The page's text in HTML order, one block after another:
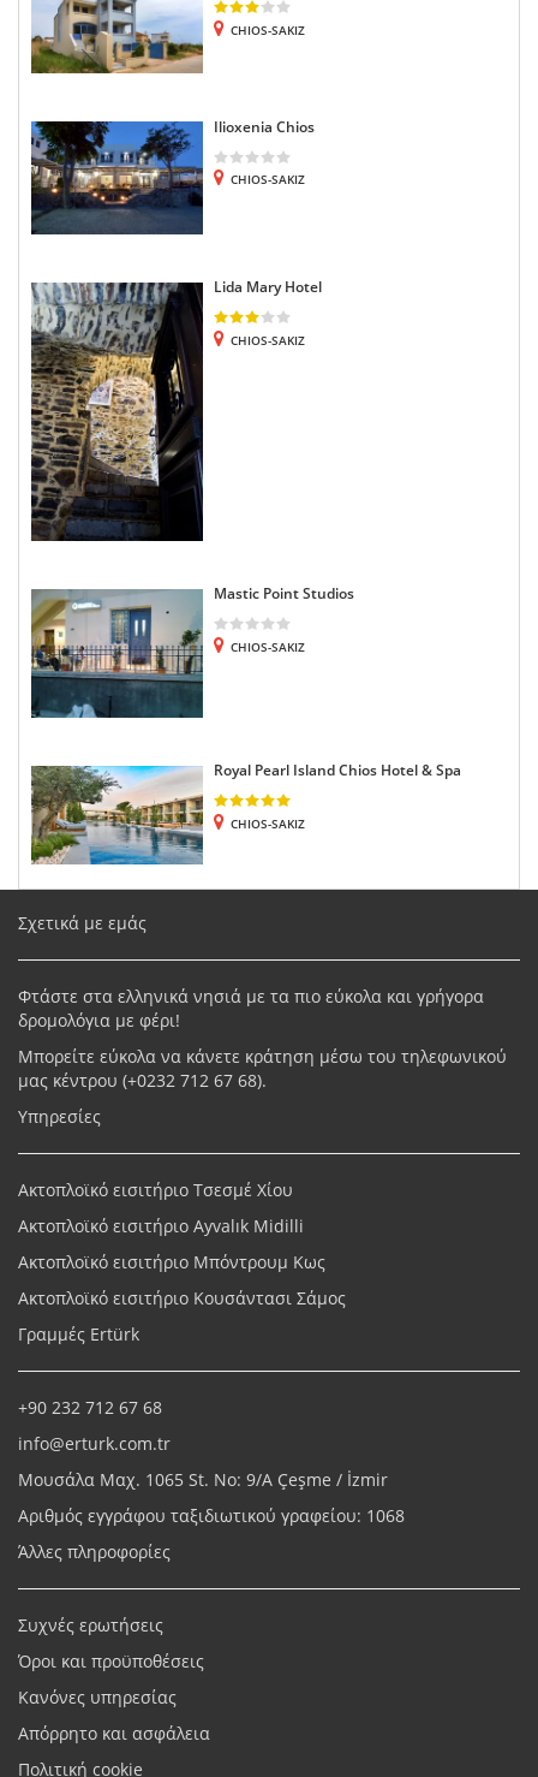
CHIOS-SAKIZ
Ilioxenia Chios
CHIOS-SAKIZ
Lida Mary Hotel
CHIOS-SAKIZ
Mastic Point Studios
CHIOS-SAKIZ
Royal Pearl Island Chios Hotel & Spa
CHIOS-SAKIZ
Σχετικά με εμάς
Φτάστε στα ελληνικά νησιά με τα πιο εύκολα και γρήγορα
δρομολόγια με φέρι!
Μπορείτε εύκολα να κάνετε κράτηση μέσω του τηλεφωνικού
μας κέντρου (+0232 712 67 68).
Υπηρεσίες
Ακτοπλοϊκό εισιτήριο Τσεσμέ Χίου
Ακτοπλοϊκό εισιτήριο Ayvalık Midilli
Ακτοπλοϊκό εισιτήριο Μπόντρουμ Κως
Ακτοπλοϊκό εισιτήριο Κουσάντασι Σάμος
Γραμμές Ertürk
+90 232 712 67 68
info@erturk.com.tr
Μουσάλα Μαχ. 1065 St. No: 9/A Çeşme / İzmir
Αριθμός εγγράφου ταξιδιωτικού γραφείου: 1068
Άλλες πληροφορίες
Συχνές ερωτήσεις
Όροι και προϋποθέσεις
Κανόνες υπηρεσίας
Απόρρητο και ασφάλεια
Πολιτική cookie